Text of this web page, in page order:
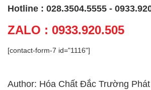
Hotline : 028.3504.5555 -
ZALO : 0933.920.505
[contact-form-7 id="1116"]
Author: Hóa Chất Đắc Trường